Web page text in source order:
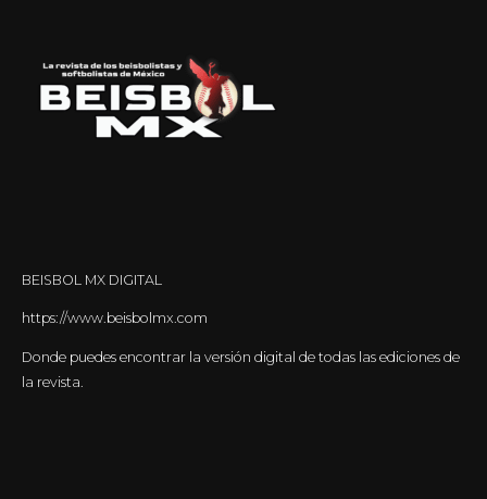
BEISBOL MX DIGITAL
https://www.beisbolmx.com
Donde puedes encontrar la versión digital de todas las ediciones de
la revista.